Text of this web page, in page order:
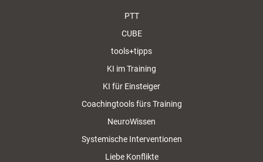
PTT
CUBE
tools+tipps
KI im Training
KI für Einsteiger
Coachingtools fürs Training
NeuroWissen
Systemische Interventionen
Liebe Konflikte